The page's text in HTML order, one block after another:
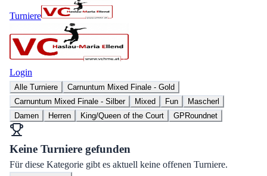
Turniere
Login
Alle Turniere
Carnuntum Mixed Finale - Gold
Carnuntum Mixed Finale - Silber
Mixed Fun
Mascherl
Damen
Herren King/Queen of the Court GPRoundnet
Keine Turniere gefunden
Für diese Kategorie gibt es aktuell keine offenen Turniere.